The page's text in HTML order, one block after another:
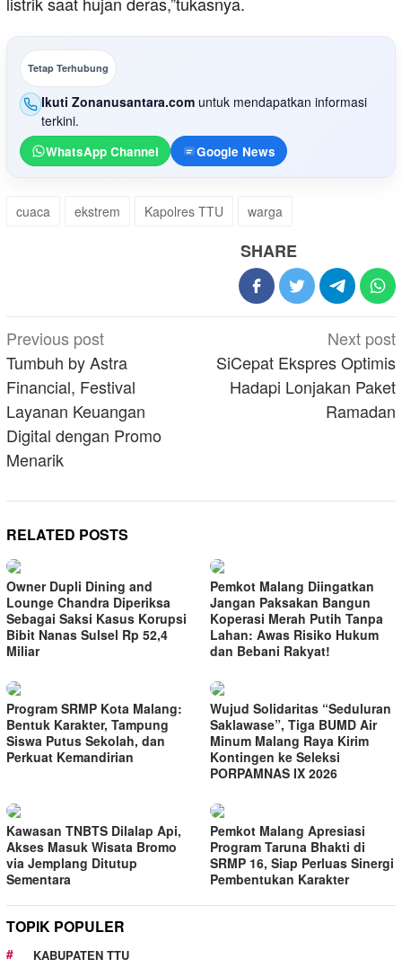
Tetap Terhubung
Ikuti Zonanusantara.com untuk mendapatkan informasi
terkini.
WhatsApp Channel Google News
cuaca ekstrem Kapolres TTU warga
SHARE
Post
navigation
Previous post
Tumbuh by Astra
Financial, Festival
Layanan Keuangan
Digital dengan Promo
Menarik
Next post
SiCepat Ekspres Optimis
Hadapi Lonjakan Paket
Ramadan
RELATED POSTS
Owner Dupli Dining and
Lounge Chandra Diperiksa
Sebagai Saksi Kasus Korupsi
Bibit Nanas Sulsel Rp 52,4
Miliar
Pemkot Malang Diingatkan
Jangan Paksakan Bangun
Koperasi Merah Putih Tanpa
Lahan: Awas Risiko Hukum
dan Bebani Rakyat!
Program SRMP Kota Malang:
Bentuk Karakter, Tampung
Siswa Putus Sekolah, dan
Perkuat Kemandirian
Wujud Solidaritas “Seduluran
Saklawase”, Tiga BUMD Air
Minum Malang Raya Kirim
Kontingen ke Seleksi
PORPAMNAS IX 2026
Kawasan TNBTS Dilalap Api,
Akses Masuk Wisata Bromo
via Jemplang Ditutup
Sementara
Pemkot Malang Apresiasi
Program Taruna Bhakti di
SRMP 16, Siap Perluas Sinergi
Pembentukan Karakter
TOPIK POPULER
KABUPATEN TTU